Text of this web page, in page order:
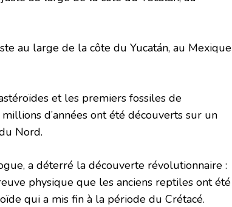
au large de la côte du Yucatán, au Mexique
et les premiers fossiles de
d’années ont été découverts sur un
Nord.
a déterré la découverte révolutionnaire :
physique que les anciens reptiles ont été
qui a mis fin à la période du Crétacé.